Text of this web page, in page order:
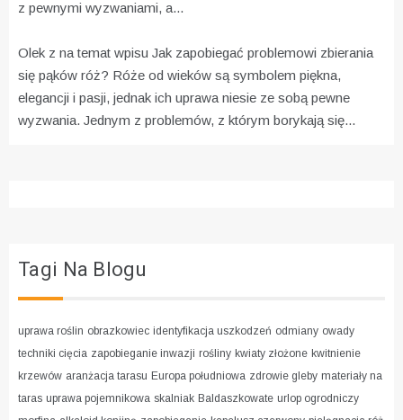
z pewnymi wyzwaniami, a...
Olek z na temat wpisu Jak zapobiegać problemowi zbierania
się pąków róż? Róże od wieków są symbolem piękna,
elegancji i pasji, jednak ich uprawa niesie ze sobą pewne
wyzwania. Jednym z problemów, z którym borykają się...
Tagi Na Blogu
uprawa roślin obrazkowiec identyfikacja uszkodzeń odmiany owady
techniki cięcia zapobieganie inwazji rośliny kwiaty złożone kwitnienie
krzewów aranżacja tarasu Europa południowa zdrowie gleby materiały na
taras uprawa pojemnikowa skalniak Baldaszkowate urlop ogrodniczy